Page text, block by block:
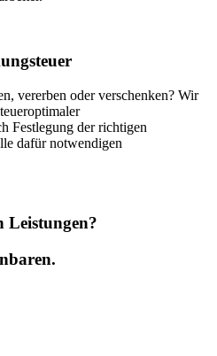
vererben oder verschenken? Wir
Festlegung der richtigen
dafür notwendigen
Leistungen?